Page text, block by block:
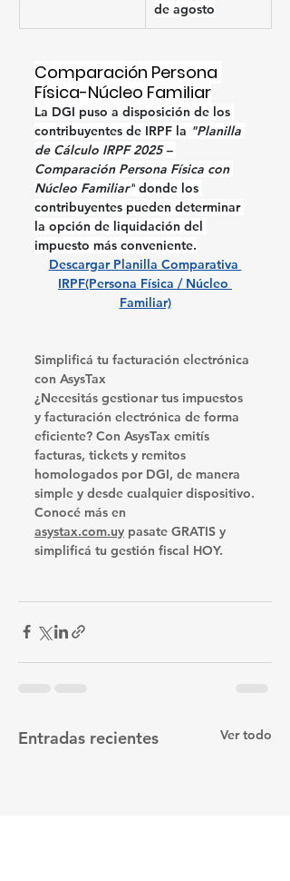
de agosto
Comparación Persona
Física-Núcleo Familiar
La DGI puso a disposición de los
contribuyentes de IRPF la "Planilla
de Cálculo IRPF 2025 –
Comparación Persona Física con
Núcleo Familiar" donde los
contribuyentes pueden determinar
la opción de liquidación del
impuesto más conveniente.
Descargar Planilla Comparativa
IRPF(Persona Física / Núcleo
Familiar)
Simplificá tu facturación electrónica
con AsysTax
¿Necesitás gestionar tus impuestos
y facturación electrónica de forma
eficiente? Con AsysTax emitís
facturas, tickets y remitos
homologados por DGI, de manera
simple y desde cualquier dispositivo.
Conocé más en
asystax.com.uy pasate GRATIS y
simplificá tu gestión fiscal HOY.
Entradas recientes Ver todo